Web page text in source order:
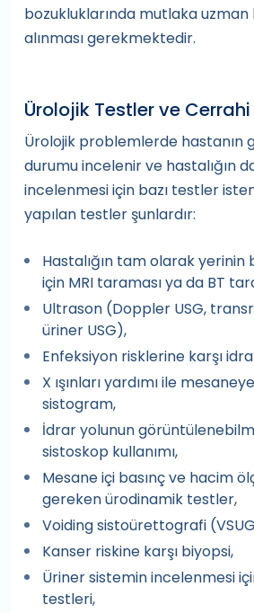
bozukluklarında mutlaka uzman
alınması gerekmektedir.
Ürolojik Testler ve
Ürolojik problemlerde hastanın
durumu incelenir ve hastalığın
incelenmesi için bazı testler
yapılan testler şunlardır:
Hastalığın tam olarak yerinin
için MRI taraması ya da BT
Ultrason (Doppler USG,
üriner USG),
Enfeksiyon risklerine karşı
X ışınları yardımı ile
sistogram,
İdrar yolunun
sistoskop kullanımı,
Mesane içi basınç ve hacim
gereken ürodinamik testler,
Voiding sistoürettografi
Kanser riskine karşı biyopsi,
Üriner sistemin incelenmesi
testleri,